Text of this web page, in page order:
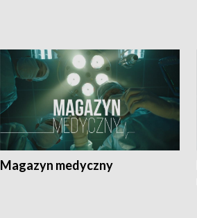
Magazyn medyczny